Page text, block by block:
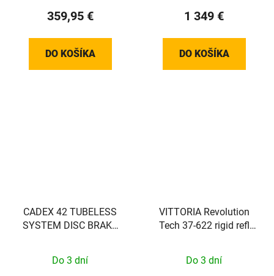
359,95 €
DO KOŠÍKA
1 349 €
DO KOŠÍKA
CADEX 42 TUBELESS
SYSTEM DISC BRAKE
Do 3 dní
VITTORIA Revolution
Tech 37-622 rigid refl
Do 3 dní